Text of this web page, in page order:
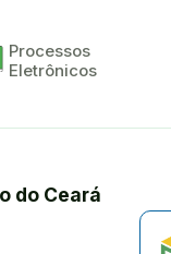
Processos
Eletrônicos
do Ceará